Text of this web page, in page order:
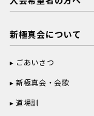
新極真会について
ごあいさつ
新極真会・会歌
道場訓